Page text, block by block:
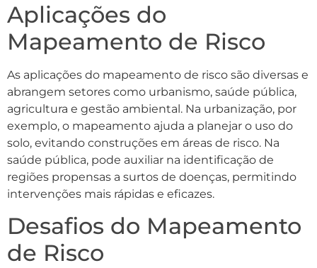
Aplicações do
Mapeamento de Risco
As aplicações do mapeamento de risco são diversas e
abrangem setores como urbanismo, saúde pública,
agricultura e gestão ambiental. Na urbanização, por
exemplo, o mapeamento ajuda a planejar o uso do
solo, evitando construções em áreas de risco. Na
saúde pública, pode auxiliar na identificação de
regiões propensas a surtos de doenças, permitindo
intervenções mais rápidas e eficazes.
Desafios do Mapeamento
de Risco